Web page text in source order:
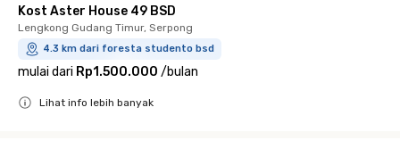
Kost Aster House 49 BSD
Lengkong Gudang Timur, Serpong
4.3 km dari foresta studento bsd
mulai dari Rp1.500.000 /bulan
Lihat info lebih banyak